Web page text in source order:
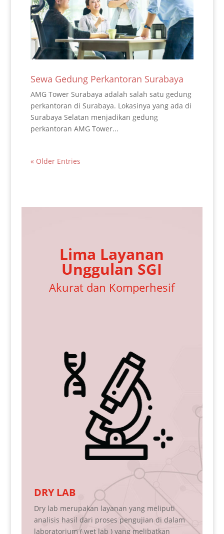
Sewa Gedung Perkantoran Surabaya
AMG Tower Surabaya adalah salah satu gedung
perkantoran di Surabaya. Lokasinya yang ada di
Surabaya Selatan menjadikan gedung
perkantoran AMG Tower...
« Older Entries
Lima Layanan
Unggulan SGI
Akurat dan Komperhesif
NIPT
NIPT (Non Invasive prenatal testing ) mulai
dikenalkan sebagai strategi yang sangat
untuk skrining kelainan kromosom pada janin